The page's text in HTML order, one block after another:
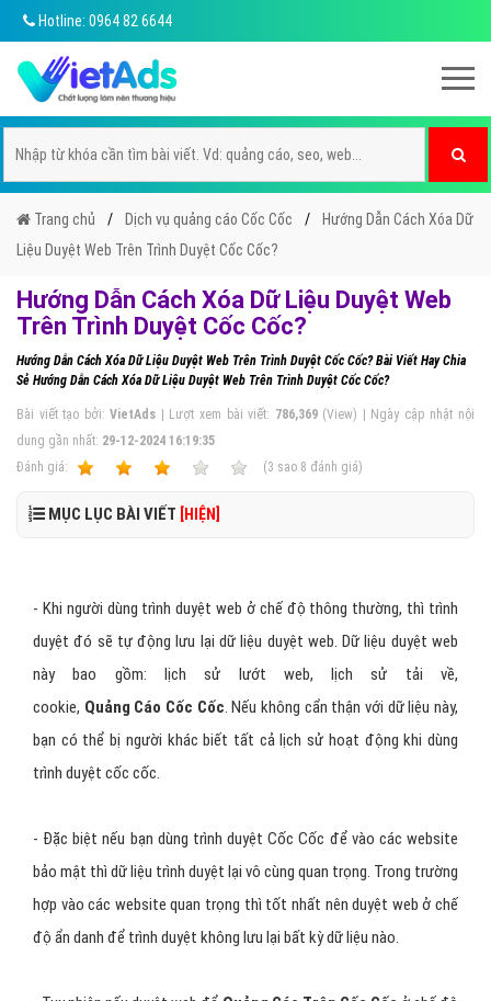
Hotline: 0964 82 6644
Trang chủ Dịch vụ quảng cáo Cốc Cốc
Hướng Dẫn Cách Xóa Dữ
Liệu Duyệt Web Trên Trình Duyệt Cốc Cốc?
Hướng Dẫn Cách Xóa Dữ Liệu Duyệt Web
Trên Trình Duyệt Cốc Cốc?
Hướng Dẫn Cách Xóa Dữ Liệu Duyệt Web Trên Trình Duyệt Cốc Cốc? Bài Viết Hay Chia
Sẻ Hướng Dẫn Cách Xóa Dữ Liệu Duyệt Web Trên Trình Duyệt Cốc Cốc?
Bài viết tạo bởi:VietAds | Lượt xem bài viết: 786,369(View) | Ngày cập nhật nội
dung gần nhất: 29-12-2024 16:19:35
Ðánh giá:
(3 sao 8 đánh giá)
MỤC LỤC BÀI VIẾT [HIỆN]
- Khi người dùng trình duyệt web ở chế độ thông thường, thì trình
duyệt đó sẽ tự động lưu lại dữ liệu duyệt web. Dữ liệu duyệt web
này bao gồm: lịch sử lướt web, lịch sử tải về,
cookie, Quảng Cáo Cốc Cốc. Nếu không cẩn thận với dữ liệu này,
bạn có thể bị người khác biết tất cả lịch sử hoạt động khi dùng
trình duyệt cốc cốc.
- Đặc biệt nếu bạn dùng trình duyệt Cốc Cốc để vào các website
bảo mật thì dữ liệu trình duyệt lại vô cùng quan trọng. Trong trường
hợp vào các website quan trọng thì tốt nhất nên duyệt web ở chế
độ ẩn danh để trình duyệt không lưu lại bất kỳ dữ liệu nào.